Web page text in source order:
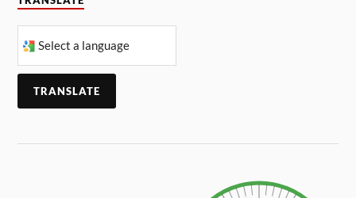
TRANSLATE